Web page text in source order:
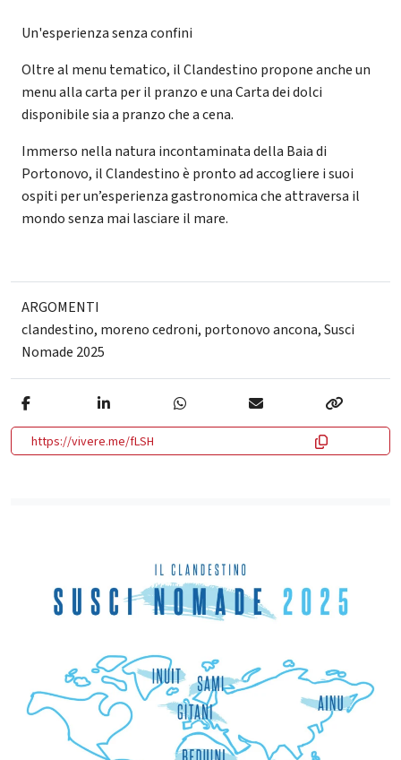
Un'esperienza senza confini
Oltre al menu tematico, il Clandestino propone anche un
menu alla carta per il pranzo e una Carta dei dolci
disponibile sia a pranzo che a cena.
Immerso nella natura incontaminata della Baia di
Portonovo, il Clandestino è pronto ad accogliere i suoi
ospiti per un’esperienza gastronomica che attraversa il
mondo senza mai lasciare il mare.
ARGOMENTI
clandestino, moreno cedroni, portonovo ancona,Susci
Nomade 2025
https://vivere.me/fLSH